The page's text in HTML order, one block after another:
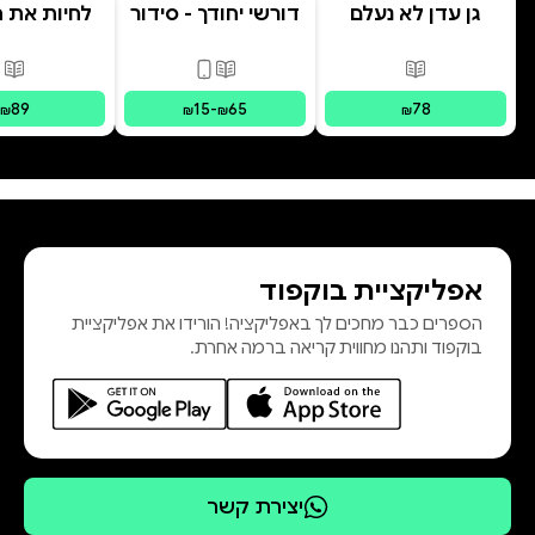
גן עדן לא נעלם
פורמטים זמינים מודפס
₪78
דורשי יחודך - סידור
פורמטים זמינים
מודפס,
₪15-₪65
לחיות את
₪89
אפליקציית בוקפוד
הספרים כבר מחכים לך באפליקציה! הורידו את אפליקציית
בוקפוד ותהנו מחווית קריאה ברמה אחרת.
יצירת קשר